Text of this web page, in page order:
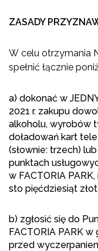
ZASADY
W celu otrzymania
spełnić łącznie
a) dokonać w
2021 r. zakupu
alkoholu, wyrobów
doładowań kart
(słownie: trzech)
punktach
w FACTORIA
sto pięćdziesiąt
b) zgłosić się do
FACTORIA PARK
przed